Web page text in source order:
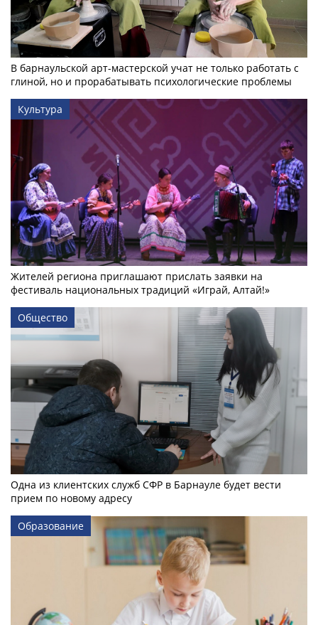
В барнаульской арт-мастерской учат не только работать с
глиной, но и прорабатывать психологические проблемы
Культура
Жителей региона приглашают прислать заявки на
фестиваль национальных традиций «Играй, Алтай!»
Общество
Одна из клиентских служб СФР в Барнауле будет вести
прием по новому адресу
Образование